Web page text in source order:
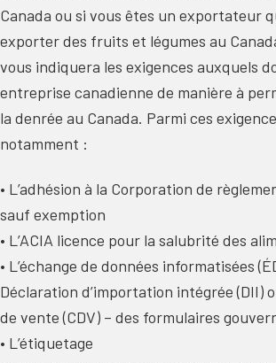
Canada ou si vous êtes un exportateur
exporter des fruits et légumes au
vous indiquera les exigences auxquels
entreprise canadienne de manière à
la denrée au Canada. Parmi ces
notamment :
• L’adhésion à la Corporation de
sauf exemption
• L’ACIA licence pour la salubrité des
• L’échange de données informatisées
Déclaration d’importation intégrée (DII)
de vente (CDV) – des formulaires
• L’étiquetage